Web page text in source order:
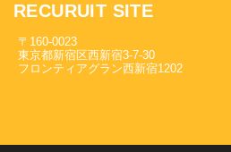
RECURUIT SITE
〒160-0023
東京都新宿区西新宿3-7-30
フロンティアグラン西新宿1202